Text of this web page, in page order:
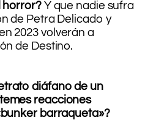
horror?Y que nadie sufra
de Petra Delicado y
2023 volverán a
de Destino.
diáfano de un
reacciones
barraqueta»?